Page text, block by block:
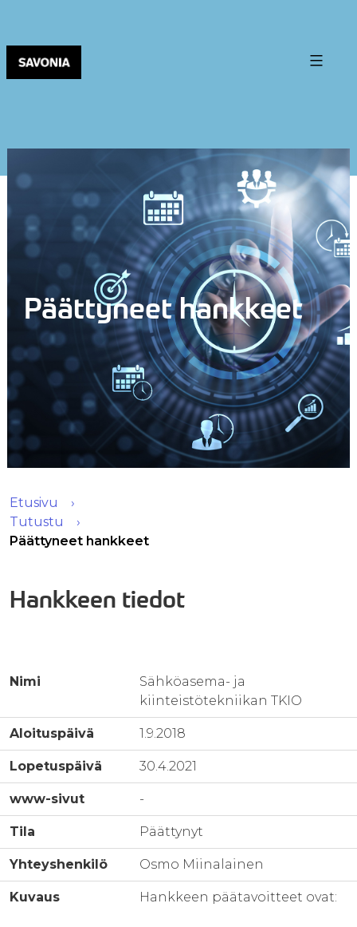
Päättyneet hankkeet
Etusivu
Tutustu
Päättyneet hankkeet
Hankkeen tiedot
Nimi
Sähköasema- ja
kiinteistötekniikan TKIO
Aloituspäivä 1.9.2018
Lopetuspäivä 30.4.2021
www-sivut -
Tila Päättynyt
Yhteyshenkilö Osmo Miinalainen
Kuvaus Hankkeen päätavoitteet ovat: